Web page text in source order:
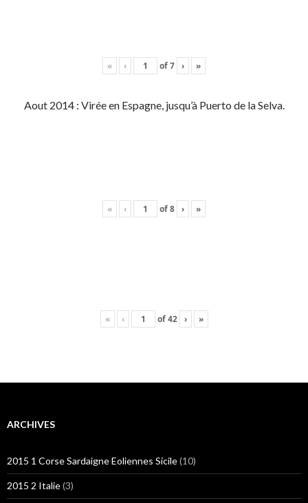
« ‹ of7 › »
Aout 2014 : Virée en Espagne, jusqu’à Puerto de la Selva.
« ‹ of8 › »
« ‹ of42 › »
ARCHIVES
2015 1 Corse Sardaigne Eoliennes Sicile(10)
2015 2 Italie(3)